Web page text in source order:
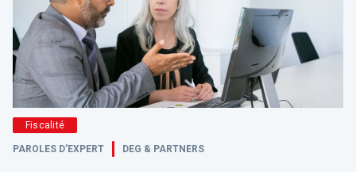
Fiscalité
PAROLES D’EXPERT DEG & PARTNERS